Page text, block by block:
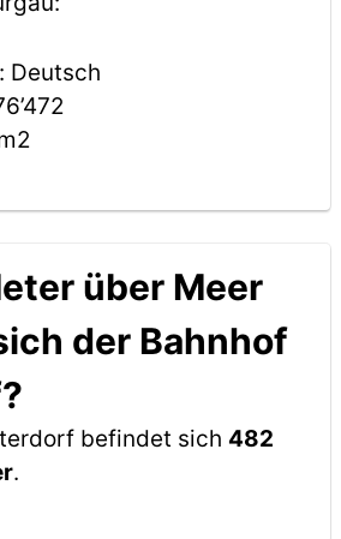
Deutsch
über Meer
der Bahnhof
befindet sich 482
.